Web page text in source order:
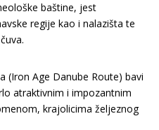
baštine, jest
regije kao i nalazišta te
(Iron Age Danube Route) bavi
atraktivnim i impozantnim
krajolicima željeznog